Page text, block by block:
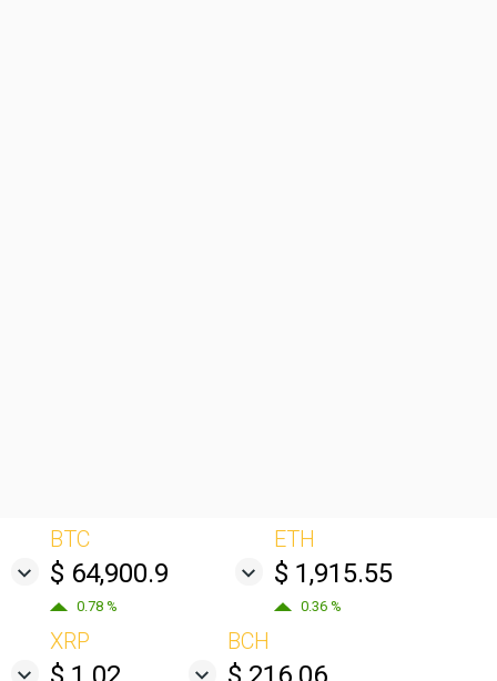
BTC
$ 64,900.9
0.78 %
ETH
$ 1,915.55
0.36 %
XRP BCH